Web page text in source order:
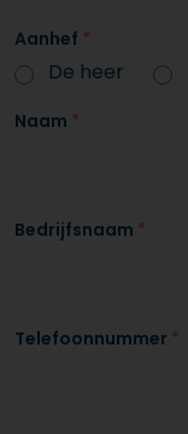
Aanhef *
De heer
Naam *
Bedrijfsnaam *
Telefoonnummer *